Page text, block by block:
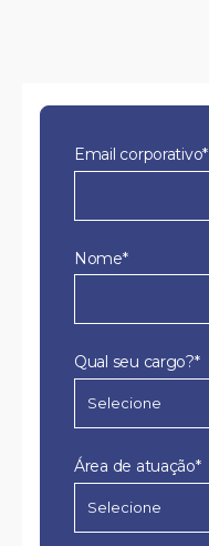
Email corporativo*
Nome*
Qual seu cargo?*
Área de atuação*